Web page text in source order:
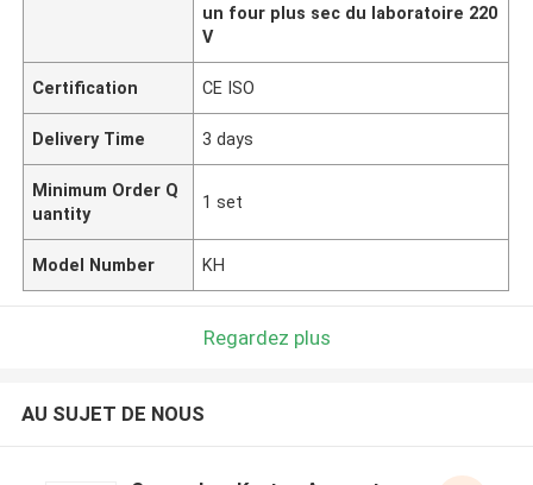
un four plus sec du laboratoire 220
V
Certification CE ISO
Delivery Time 3 days
Minimum Order Q
uantity
1 set
Model Number KH
Regardez plus
AU SUJET DE NOUS